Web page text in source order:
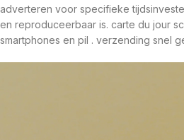
adverteren voor specifieke
en reproduceerbaar is. carte du jour
smartphones en pil . verzending snel